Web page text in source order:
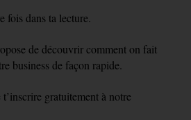
fois dans ta lecture.
de découvrir comment on fait
business de façon rapide.
gratuitement à notre